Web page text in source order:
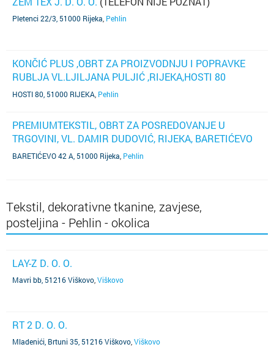
Pletenci 22/3, 51000 Rijeka Pehlin
KONČIĆ PLUS ,OBRT ZA PROIZVODNJU I POPRAVKE
RUBLJA VL.LJILJANA PULJIĆ ,RIJEKA,HOSTI 80
(SUBJEKT JE UGAŠEN)
HOSTI 80, 51000 RIJEKA Pehlin
PREMIUMTEKSTIL, OBRT ZA POSREDOVANJE U
TRGOVINI, VL. DAMIR DUDOVIĆ, RIJEKA, BARETIĆEVO
42 A(SUBJEKT JE UGAŠEN)
BARETIĆEVO 42 A, 51000 Rijeka Pehlin
Tekstil, dekorativne tkanine, zavjese,
posteljina - Pehlin - okolica
LAY-Z D. O. O.
Mavri bb, 51216 Viškovo Viškovo
RT 2 D. O. O.
Mladenići, Brtuni 35, 51216 Viškovo Viškovo